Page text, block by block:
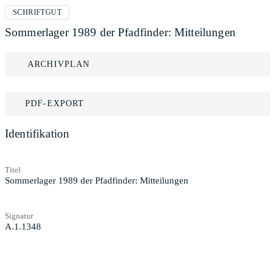
SCHRIFTGUT
Sommerlager 1989 der Pfadfinder: Mitteilungen
ARCHIVPLAN
PDF-EXPORT
Identifikation
Titel
Sommerlager 1989 der Pfadfinder: Mitteilungen
Signatur
A.1.1348